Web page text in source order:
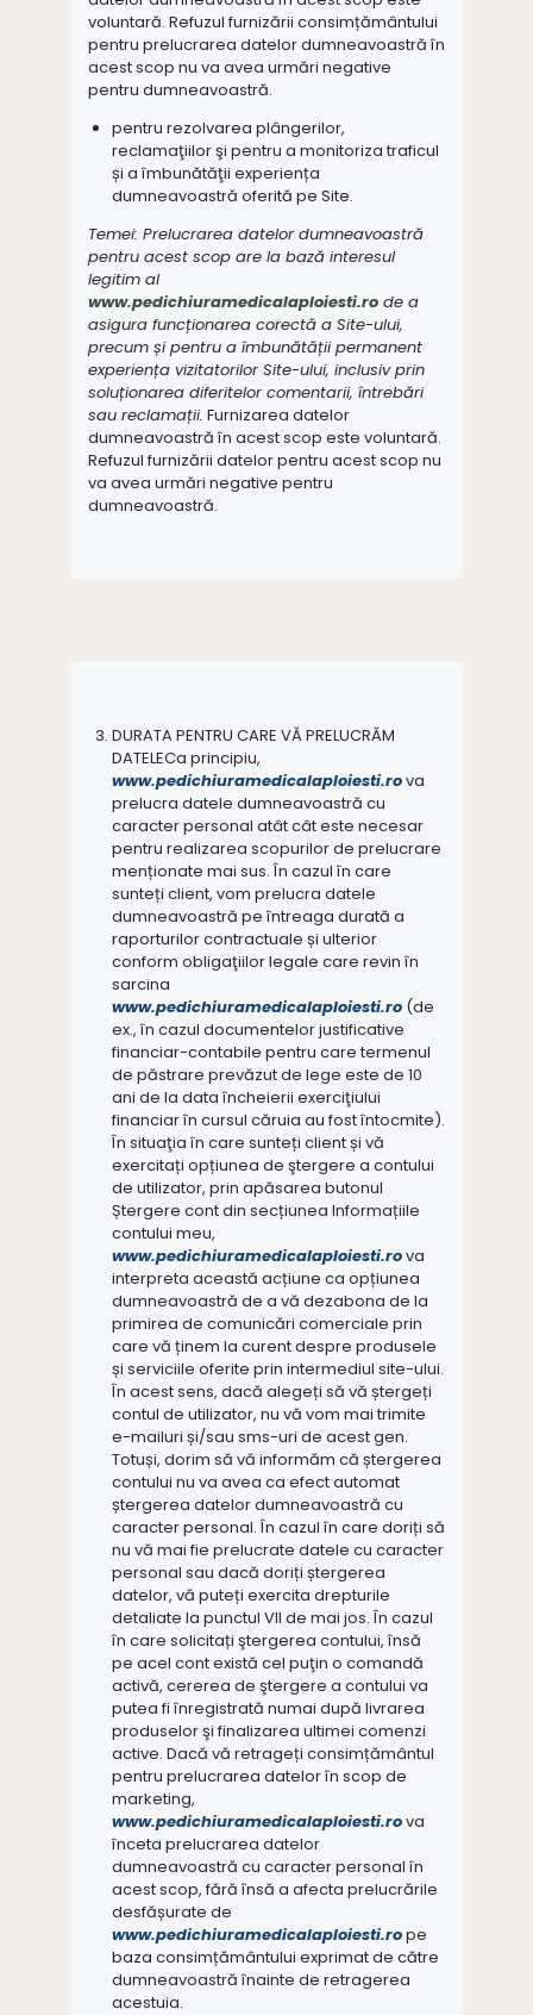
voluntară. Refuzul furnizării consimțământului
pentru prelucrarea datelor dumneavoastră în
acest scop nu va avea urmări negative
pentru dumneavoastră.
pentru rezolvarea plângerilor,
reclamaţiilor şi pentru a monitoriza traficul
și a îmbunătăţii experiența
dumneavoastră oferită pe Site.
Temei: Prelucrarea datelor dumneavoastră
pentru acest scop are la bază interesul
legitim al
www.pedichiuramedicalaploiesti.ro de a
asigura funcționarea corectă a Site-ului,
precum și pentru a îmbunătății permanent
experiența vizitatorilor Site-ului, inclusiv prin
soluționarea diferitelor comentarii, întrebări
sau reclamații. Furnizarea datelor
dumneavoastră în acest scop este voluntară.
Refuzul furnizării datelor pentru acest scop nu
va avea urmări negative pentru
dumneavoastră.
DURATA PENTRU CARE VĂ PRELUCRĂM
DATELECa principiu,
www.pedichiuramedicalaploiesti.rova
prelucra datele dumneavoastră cu
caracter personal atât cât este necesar
pentru realizarea scopurilor de prelucrare
menționate mai sus. În cazul în care
sunteți client, vom prelucra datele
dumneavoastră pe întreaga durată a
raporturilor contractuale și ulterior
conform obligaţiilor legale care revin în
sarcina
www.pedichiuramedicalaploiesti.ro(de
ex., în cazul documentelor justificative
financiar-contabile pentru care termenul
de păstrare prevăzut de lege este de 10
ani de la data încheierii exerciţiului
financiar în cursul căruia au fost întocmite).
În situaţia în care sunteți client și vă
exercitați opțiunea de ştergere a contului
de utilizator, prin apăsarea butonul
Ștergere cont din secțiunea Informațiile
contului meu,
www.pedichiuramedicalaploiesti.rova
interpreta această acțiune ca opțiunea
dumneavoastră de a vă dezabona de la
primirea de comunicări comerciale prin
care vă ținem la curent despre produsele
și serviciile oferite prin intermediul site-ului.
În acest sens, dacă alegeți să vă ștergeți
contul de utilizator, nu vă vom mai trimite
e-mailuri și/sau sms-uri de acest gen.
Totuși, dorim să vă informăm că ștergerea
contului nu va avea ca efect automat
ștergerea datelor dumneavoastră cu
caracter personal. În cazul în care doriți să
nu vă mai fie prelucrate datele cu caracter
personal sau dacă doriți ștergerea
datelor, vă puteți exercita drepturile
detaliate la punctul VII de mai jos. În cazul
în care solicitați ştergerea contului, însă
pe acel cont există cel puţin o comandă
activă, cererea de ştergere a contului va
putea fi înregistrată numai după livrarea
produselor şi finalizarea ultimei comenzi
active. Dacă vă retrageți consimțământul
pentru prelucrarea datelor în scop de
marketing,
www.pedichiuramedicalaploiesti.rova
înceta prelucrarea datelor
dumneavoastră cu caracter personal în
acest scop, fără însă a afecta prelucrările
desfășurate de
www.pedichiuramedicalaploiesti.rope
baza consimțământului exprimat de către
dumneavoastră înainte de retragerea
acestuia.